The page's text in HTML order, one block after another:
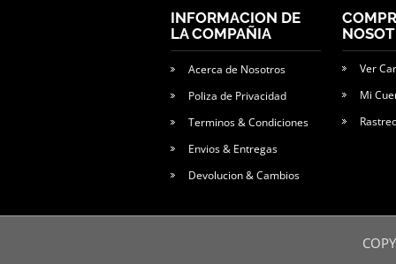
INFORMACION DE
LA COMPAÑIA
Acerca de Nosotros
Poliza de Privacidad
Terminos & Condiciones
Envios & Entregas
Devolucion & Cambios
Ver
Mi